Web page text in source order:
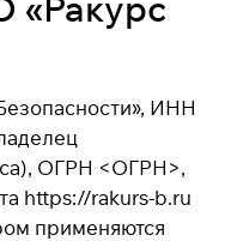
ИНН
ОГРН <ОГРН>,
https://rakurs-b.ru
применяются